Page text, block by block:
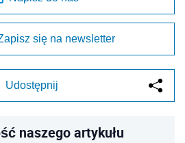
się na newsletter
Udostępnij
naszego artykułu